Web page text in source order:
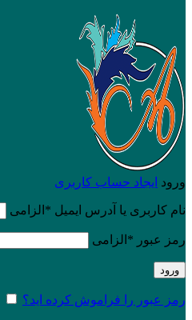
ورود ایجاد حساب کاربری
نام کاربری یا آدرس ایمیل * الزامی
رمز عبور * الزامی
ورود
رمز عبور را فراموش کرده اید؟